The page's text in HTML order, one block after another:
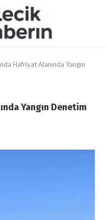
Hafriyat Alanında Yangın
Yangın Denetim